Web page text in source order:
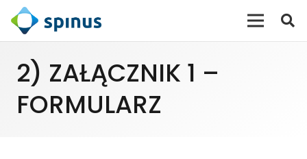
2) ZAŁĄCZNIK 1 –
FORMULARZ